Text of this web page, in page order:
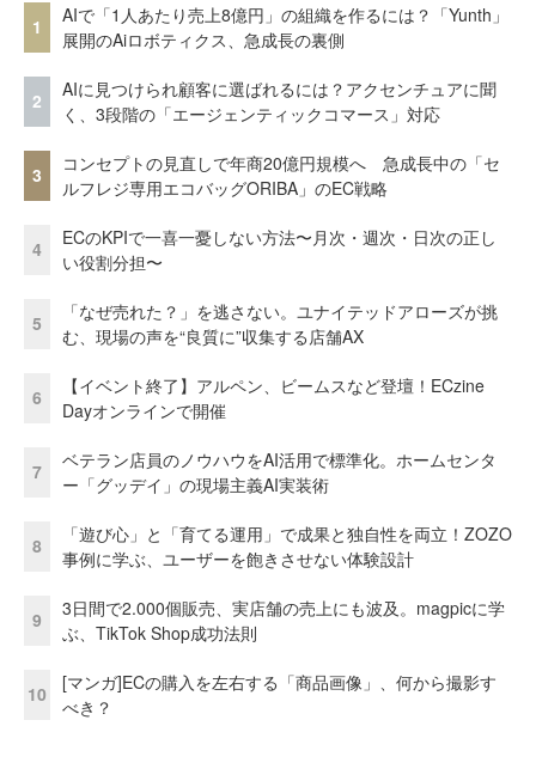
1
AIで「1人あたり売上8億円」の組織を作るには？「Yunth」
展開のAiロボティクス、急成長の裏側
2
AIに見つけられ顧客に選ばれるには？アクセンチュアに聞
く、3段階の「エージェンティックコマース」対応
3
コンセプトの見直しで年商20億円規模へ 急成長中の「セ
ルフレジ専用エコバッグORIBA」のEC戦略
4
ECのKPIで一喜一憂しない方法〜月次・週次・日次の正し
い役割分担〜
5
「なぜ売れた？」を逃さない。ユナイテッドアローズが挑
む、現場の声を“良質に”収集する店舗AX
6
【イベント終了】アルペン、ビームスなど登壇！ECzine
Dayオンラインで開催
7
ベテラン店員のノウハウをAI活用で標準化。ホームセンタ
ー「グッデイ」の現場主義AI実装術
8
「遊び心」と「育てる運用」で成果と独自性を両立！ZOZO
事例に学ぶ、ユーザーを飽きさせない体験設計
9
3日間で2.000個販売、実店舗の売上にも波及。magpicに学
ぶ、TikTok Shop成功法則
10
[マンガ]ECの購入を左右する「商品画像」、何から撮影す
べき？